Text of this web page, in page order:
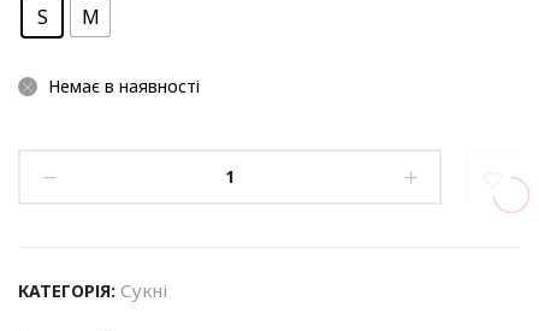
S
M
Немає в наявності
КАТЕГОРІЯ: Сукні